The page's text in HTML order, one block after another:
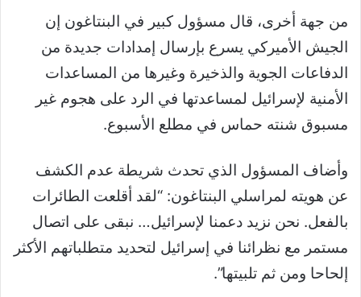
من جهة أخرى، قال مسؤول كبير في البنتاغون إن
الجيش الأميركي يسرع بإرسال إمدادات جديدة من
الدفاعات الجوية والذخيرة وغيرها من المساعدات
الأمنية لإسرائيل لمساعدتها في الرد على هجوم غير
مسبوق شنته حماس في مطلع الأسبوع.
وأضاف المسؤول الذي تحدث شريطة عدم الكشف
عن هويته لمراسلي البنتاغون: “لقد أقلعت الطائرات
بالفعل. نحن نزيد دعمنا لإسرائيل… نبقى على اتصال
مستمر مع نظرائنا في إسرائيل لتحديد متطلباتهم الأكثر
إلحاحا ومن ثم تلبيتها”.